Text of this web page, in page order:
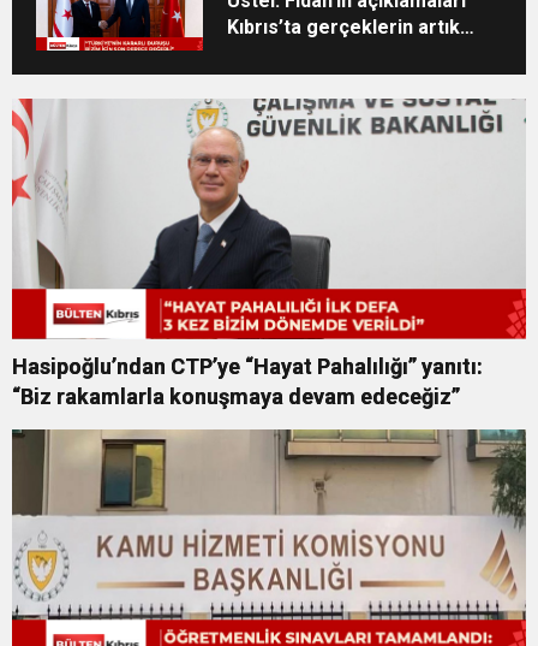
Kıbrıs’ta gerçeklerin artık
ortaya koydu
Hasipoğlu’ndan CTP’ye “Hayat Pahalılığı” yanıtı:
“Biz rakamlarla konuşmaya devam edeceğiz”